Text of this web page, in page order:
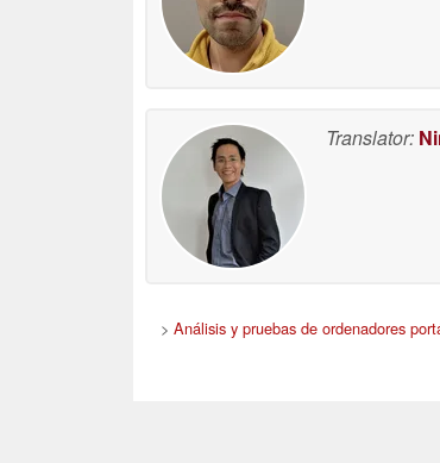
Translator:
> Análisis y pruebas de ordenadores